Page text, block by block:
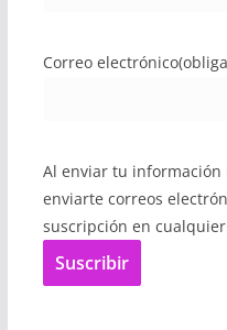
Correo electrónico
Al enviar tu información
enviarte correos
suscripción en
Suscribir